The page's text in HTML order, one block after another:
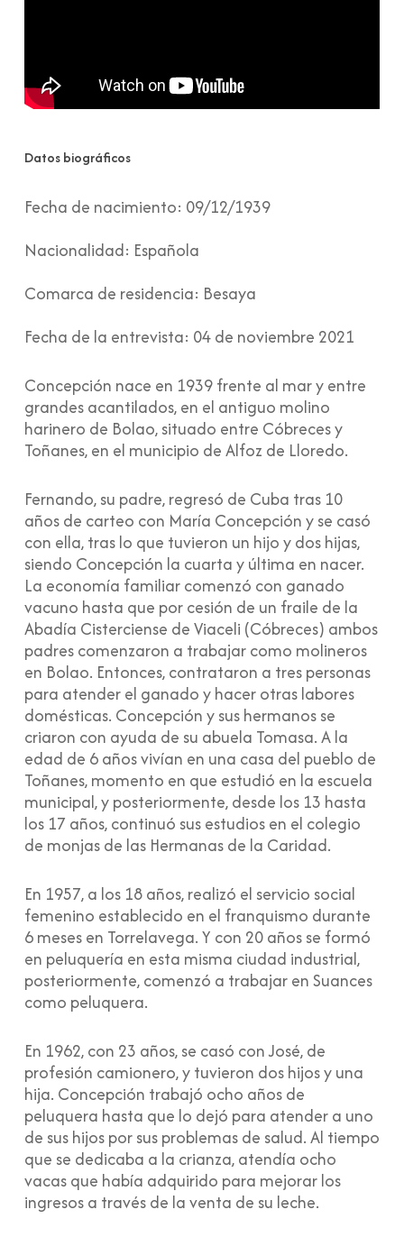
Datos biográficos
Fecha de nacimiento: 09/12/1939
Nacionalidad: Española
Comarca de residencia: Besaya
Fecha de la entrevista: 04 de noviembre 2021
Concepción nace en 1939 frente al mar y entre
grandes acantilados, en el antiguo molino
harinero de Bolao, situado entre Cóbreces y
Toñanes, en el municipio de Alfoz de Lloredo.
Fernando, su padre, regresó de Cuba tras 10
años de carteo con María Concepción y se casó
con ella, tras lo que tuvieron un hijo y dos hijas,
siendo Concepción la cuarta y última en nacer.
La economía familiar comenzó con ganado
vacuno hasta que por cesión de un fraile de la
Abadía Cisterciense de Viaceli (Cóbreces) ambos
padres comenzaron a trabajar como molineros
en Bolao. Entonces, contrataron a tres personas
para atender el ganado y hacer otras labores
domésticas. Concepción y sus hermanos se
criaron con ayuda de su abuela Tomasa. A la
edad de 6 años vivían en una casa del pueblo de
Toñanes, momento en que estudió en la escuela
municipal, y posteriormente, desde los 13 hasta
los 17 años, continuó sus estudios en el colegio
de monjas de las Hermanas de la Caridad.
En 1957, a los 18 años, realizó el servicio social
femenino establecido en el franquismo durante
6 meses en Torrelavega. Y con 20 años se formó
en peluquería en esta misma ciudad industrial,
posteriormente, comenzó a trabajar en Suances
como peluquera.
En 1962, con 23 años, se casó con José, de
profesión camionero, y tuvieron dos hijos y una
hija. Concepción trabajó ocho años de
peluquera hasta que lo dejó para atender a uno
de sus hijos por sus problemas de salud. Al tiempo
que se dedicaba a la crianza, atendía ocho
vacas que había adquirido para mejorar los
ingresos a través de la venta de su leche.